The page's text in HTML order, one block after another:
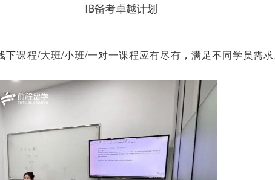
课程/大班/小班/一对一课程应有尽有，满足不同学员需